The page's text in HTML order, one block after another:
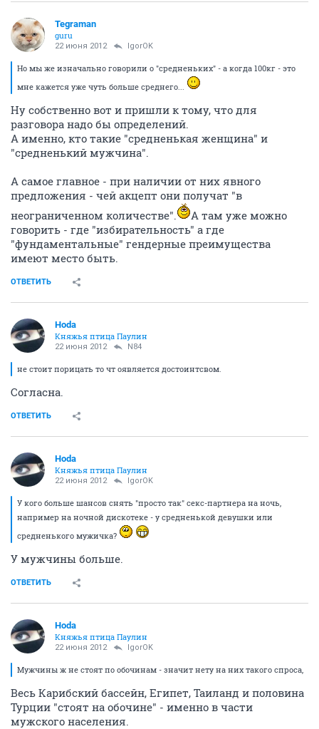
Tegraman
guru
22 июня 2012 IgorOK
Но мы же изначально говорили о "средненьких" - а когда 100кг - это
мне кажется уже чуть больше среднего...
Ну собственно вот и пришли к тому, что для
разговора надо бы определений.
А именно, кто такие "средненькая женщина" и
"средненький мужчина".
А самое главное - при наличии от них явного
предложения - чей акцепт они получат "в
неограниченном количестве".
А там уже можно
говорить - где "избирательность" а где
"фундаментальные" гендерные преимущества
имеют место быть.
ОТВЕТИТЬ
Hoda
Княжья птица Паулин
22 июня 2012 N84
не стоит порицать то чт оявляется достоинтсвом.
Согласна.
ОТВЕТИТЬ
Hoda
Княжья птица Паулин
22 июня 2012 IgorOK
У кого больше шансов снять "просто так" секс-партнера на ночь,
например на ночной дискотеке - у средненькой девушки или
средненького мужичка?
У мужчины больше.
ОТВЕТИТЬ
Hoda
Княжья птица Паулин
22 июня 2012 IgorOK
Мужчины ж не стоят по обочинам - значит нету на них такого спроса,
Весь Карибский бассейн, Египет, Таиланд и половина
Турции "стоят на обочине" - именно в части
мужского населения.